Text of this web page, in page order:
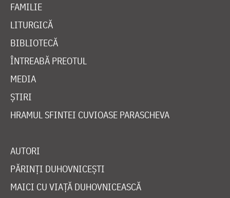
FAMILIE
LITURGICĂ
BIBLIOTECĂ
ÎNTREABĂ PREOTUL
MEDIA
ȘTIRI
HRAMUL SFINTEI CUVIOASE PARASCHEVA
AUTORI
PĂRINȚI DUHOVNICEȘTI
MAICI CU VIAȚĂ DUHOVNICEASCĂ